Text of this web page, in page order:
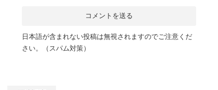
日本語が含まれない投稿は無視されますのでご注意くだ
さい。（スパム対策）